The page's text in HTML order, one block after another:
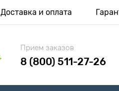
Доставка и оплата
Прием заказов
8 (800) 511-27-26